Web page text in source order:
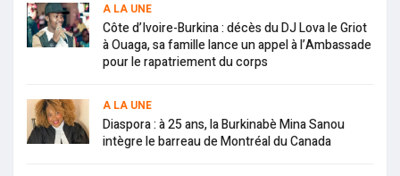
A LA UNE
Côte d’Ivoire-Burkina : décès du DJ Lova le Griot
à Ouaga, sa famille lance un appel à l’Ambassade
pour le rapatriement du corps
A LA UNE
Diaspora : à 25 ans, la Burkinabè Mina Sanou
intègre le barreau de Montréal du Canada